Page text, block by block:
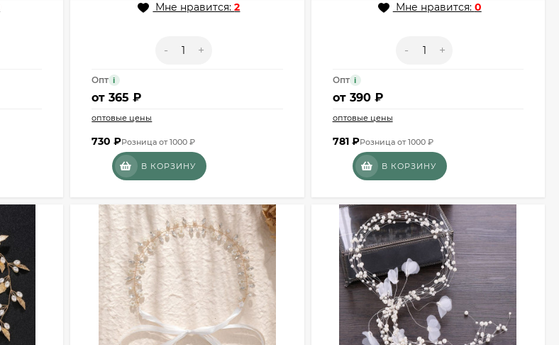
Мне нравится:2
- +
Опт i
от365 ₽
оптовые цены
730₽Розница от 1000 ₽
В КОРЗИНУ
Мне нравится: 0
- +
Опт i
от 390 ₽
оптовые цены
781 ₽Розница от 1000 ₽
В КОРЗИНУ